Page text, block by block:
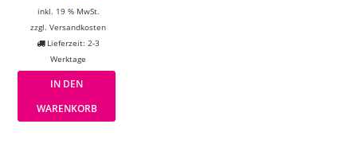
inkl. 19 % MwSt.
zzgl.Versandkosten
Lieferzeit: 2-3
Werktage
IN DEN
WARENKORB